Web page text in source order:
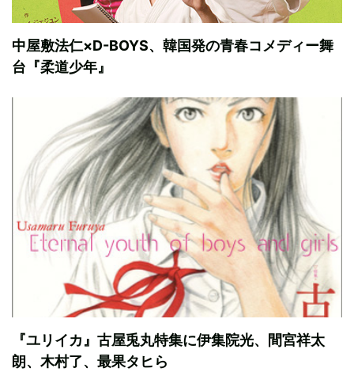
中屋敷法仁×D-BOYS、韓国発の青春コメディー舞
台『柔道少年』
『ユリイカ』古屋兎丸特集に伊集院光、間宮祥太
朗、木村了、最果タヒら